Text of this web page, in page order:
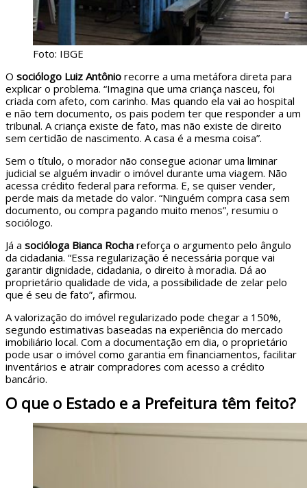
Foto: IBGE
O sociólogo Luiz Antônio recorre a uma metáfora direta para
explicar o problema. “Imagina que uma criança nasceu, foi
criada com afeto, com carinho. Mas quando ela vai ao hospital
e não tem documento, os pais podem ter que responder a um
tribunal. A criança existe de fato, mas não existe de direito
sem certidão de nascimento. A casa é a mesma coisa”.
Sem o título, o morador não consegue acionar uma liminar
judicial se alguém invadir o imóvel durante uma viagem. Não
acessa crédito federal para reforma. E, se quiser vender,
perde mais da metade do valor. “Ninguém compra casa sem
documento, ou compra pagando muito menos”, resumiu o
sociólogo.
Já a socióloga Bianca Rocha reforça o argumento pelo ângulo
da cidadania. “Essa regularização é necessária porque vai
garantir dignidade, cidadania, o direito à moradia. Dá ao
proprietário qualidade de vida, a possibilidade de zelar pelo
que é seu de fato”, afirmou.
A valorização do imóvel regularizado pode chegar a 150%,
segundo estimativas baseadas na experiência do mercado
imobiliário local. Com a documentação em dia, o proprietário
pode usar o imóvel como garantia em financiamentos, facilitar
inventários e atrair compradores com acesso a crédito
bancário.
O que o Estado e a Prefeitura têm feito?